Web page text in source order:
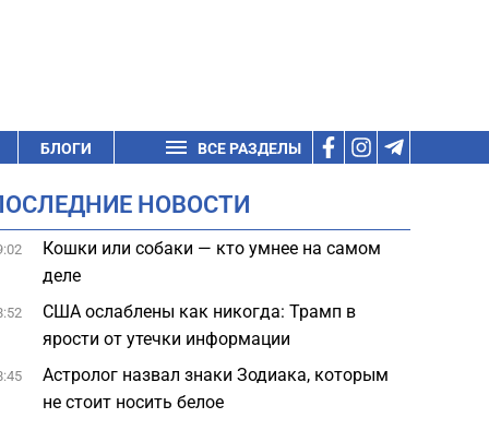
БЛОГИ ВСЕ РАЗДЕЛЫ
НОВОСТИ
Кошки или собаки — кто умнее на самом
деле
США ослаблены как никогда: Трамп в
ярости от утечки информации
Астролог назвал знаки Зодиака, которым
не стоит носить белое